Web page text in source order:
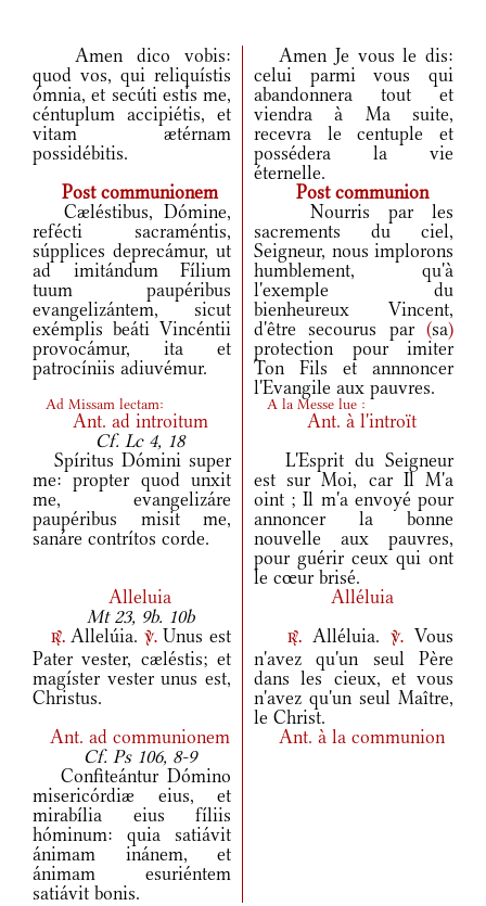
Amen dico vobis:
quod vos, qui reliquístis
ómnia, et secúti estis me,
céntuplum accipiétis, et
vitam ætérnam
possidébitis.
Amen Je vous le dis:
celui parmi vous qui
abandonnera tout et
viendra à Ma suite,
recevra le centuple et
possédera la vie
éternelle.
Post communionem
Post communion
Cæléstibus, Dómine,
refécti sacraméntis,
súpplices deprecámur, ut
ad imitándum Fílium
tuum paupéribus
evangelizántem, sicut
exémplis beáti Vincéntii
provocámur, ita et
patrocíniis adiuvémur.
Nourris par les
sacrements du ciel,
Seigneur, nous implorons
humblement, qu'à
l'exemple du
bienheureux Vincent,
d'être secourus par (sa)
protection pour imiter
Ton Fils et annnoncer
l'Evangile aux pauvres.
Ad Missam lectam: A la Messe lue :
Ant. ad introitum Ant. à l'introït
Cf. Lc 4, 18
Spíritus Dómini super
me: propter quod unxit
me, evangelizáre
paupéribus misit me,
sanáre contrítos corde.
L'Esprit du Seigneur
est sur Moi, car Il M'a
oint ; Il m'a envoyé pour
annoncer la bonne
nouvelle aux pauvres,
pour guérir ceux qui ont
le cœur brisé.
Alleluia
Alléluia
Mt 23, 9b. 10b
r.Allelúia. v.Unus est
Pater vester, cæléstis; et
magíster vester unus est,
Christus.
r.Alléluia. v.Vous
n'avez qu'un seul Père
dans les cieux, et vous
n'avez qu'un seul Maître,
le Christ.
Ant. ad communionem Ant. à la communion
Cf. Ps 106, 8-9
Confiteántur Dómino
misericórdiæ eius, et
mirabília eius fíliis
hóminum: quia satiávit
ánimam inánem, et
ánimam esuriéntem
satiávit bonis.